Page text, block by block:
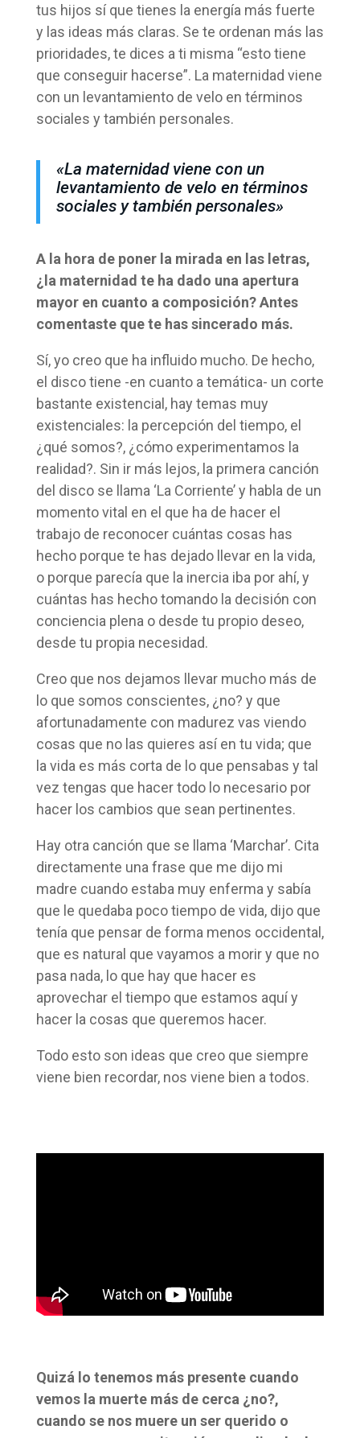
tus hijos sí que tienes la energía más fuerte
y las ideas más claras. Se te ordenan más las
prioridades, te dices a ti misma “esto tiene
que conseguir hacerse”. La maternidad viene
con un levantamiento de velo en términos
sociales y también personales.
«La maternidad viene con un
levantamiento de velo en términos
sociales y también personales»
A la hora de poner la mirada en las letras,
¿la maternidad te ha dado una apertura
mayor en cuanto a composición? Antes
comentaste que te has sincerado más.
Sí, yo creo que ha influido mucho. De hecho,
el disco tiene -en cuanto a temática- un corte
bastante existencial, hay temas muy
existenciales: la percepción del tiempo, el
¿qué somos?, ¿cómo experimentamos la
realidad?. Sin ir más lejos, la primera canción
del disco se llama ‘La Corriente’ y habla de un
momento vital en el que ha de hacer el
trabajo de reconocer cuántas cosas has
hecho porque te has dejado llevar en la vida,
o porque parecía que la inercia iba por ahí, y
cuántas has hecho tomando la decisión con
conciencia plena o desde tu propio deseo,
desde tu propia necesidad.
Creo que nos dejamos llevar mucho más de
lo que somos conscientes, ¿no? y que
afortunadamente con madurez vas viendo
cosas que no las quieres así en tu vida; que
la vida es más corta de lo que pensabas y tal
vez tengas que hacer todo lo necesario por
hacer los cambios que sean pertinentes.
Hay otra canción que se llama ‘Marchar’. Cita
directamente una frase que me dijo mi
madre cuando estaba muy enferma y sabía
que le quedaba poco tiempo de vida, dijo que
tenía que pensar de forma menos occidental,
que es natural que vayamos a morir y que no
pasa nada, lo que hay que hacer es
aprovechar el tiempo que estamos aquí y
hacer la cosas que queremos hacer.
Todo esto son ideas que creo que siempre
viene bien recordar, nos viene bien a todos.
Quizá lo tenemos más presente cuando
vemos la muerte más de cerca ¿no?,
cuando se nos muere un ser querido o